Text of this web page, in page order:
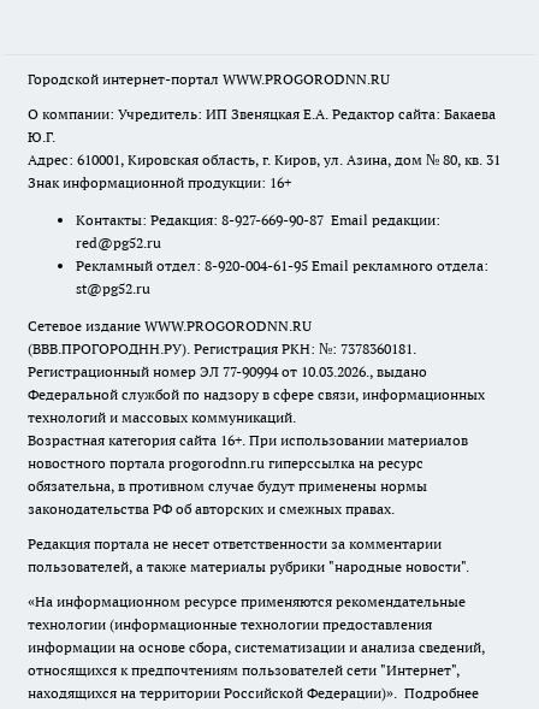
Городской интернет-портал WWW.PROGORODNN.RU
О компании: Учредитель: ИП Звеняцкая Е.А. Редактор сайта: Бакаева
Ю.Г.
Адрес: 610001, Кировская область, г. Киров, ул. Азина, дом № 80, кв. 31
Знак информационной продукции: 16+
Контакты: Редакция: 8-927-669-90-87 Email редакции:
red@pg52.ru
Рекламный отдел: 8-920-004-61-95 Email рекламного отдела:
st@pg52.ru
Сетевое издание WWW.PROGORODNN.RU
(ВВВ.ПРОГОРОДНН.РУ). Регистрация РКН: №: 7378360181.
Регистрационный номер ЭЛ 77-90994 от 10.03.2026., выдано
Федеральной службой по надзору в сфере связи, информационных
технологий и массовых коммуникаций.
Возрастная категория сайта 16+. При использовании материалов
новостного портала progorodnn.ru гиперссылка на ресурс
обязательна, в противном случае будут применены нормы
законодательства РФ об авторских и смежных правах.
Редакция портала не несет ответственности за комментарии
пользователей, а также материалы рубрики "народные новости".
«На информационном ресурсе применяются рекомендательные
технологии (информационные технологии предоставления
информации на основе сбора, систематизации и анализа сведений,
относящихся к предпочтениям пользователей сети "Интернет",
находящихся на территории Российской Федерации)». Подробнее